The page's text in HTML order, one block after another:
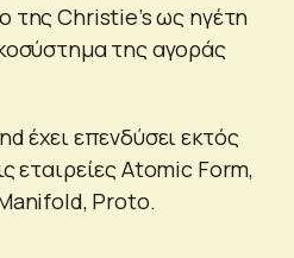
της Christie’s ως ηγέτη
της αγοράς
έχει επενδύσει εκτός
εταιρείες Atomic Form,
Proto.